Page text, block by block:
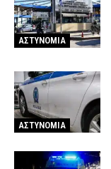
ΑΣΤΥΝΟΜΙΑ
ΑΣΤΥΝΟΜΙΑ